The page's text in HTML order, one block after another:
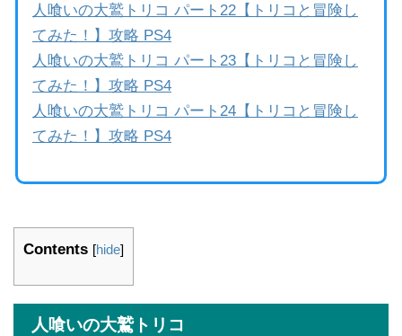
人喰いの大鷲トリコ パート22【トリコと冒険し
てみた！】攻略 PS4
人喰いの大鷲トリコ パート23【トリコと冒険し
てみた！】攻略 PS4
人喰いの大鷲トリコ パート24【トリコと冒険し
てみた！】攻略 PS4
Contents [hide]
人喰いの大鷲トリコ